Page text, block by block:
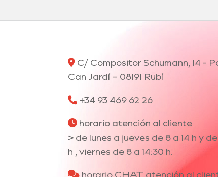
C/ Compositor Schumann, 14 -
Can Jardí – 08191 Rubí
+34 93 469 62 26
horario atención al cliente
> de lunes a jueves de 8 a 14 h y de
h , viernes de 8 a 14:30 h.
horario CHAT atención al